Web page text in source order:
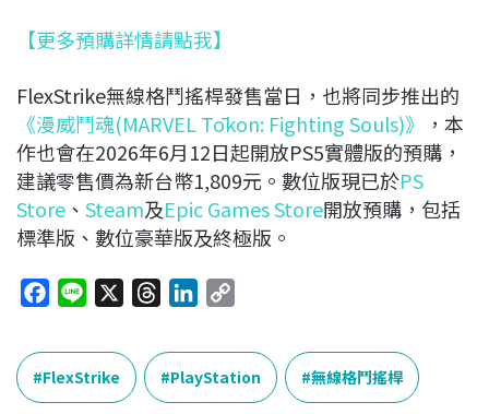
【更多預購詳情請點我】
FlexStrike無線格鬥搖桿發售當日， 也將同步推出的
《漫威鬥魂(MARVEL Tōkon: Fighting Souls)》
，本
作也會在2026年6月12日起開放PS5實體版的預購，
建議零售價為新台幣1,809元。數位版現已於PS
Store 、 Steam及Epic Games Store開放預購，包括
標準版、數位豪華版及終極版。
c
e
b
n
e
r
e
a
n
k
e
p
y
L
FlexStrike PlayStation 無線格鬥搖桿